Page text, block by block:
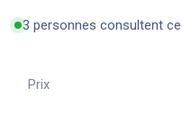
3 personnes consultent
Prix